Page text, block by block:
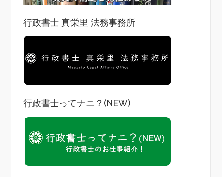
行政書士 真栄里 法務事務所
行政書士ってナニ？(NEW)